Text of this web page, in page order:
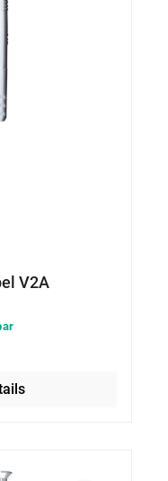
V2A